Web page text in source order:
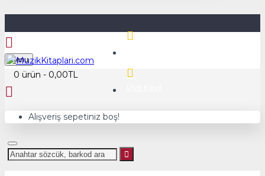
Menu
0 ürün - 0,00TL
Alışveriş sepetiniz boş!